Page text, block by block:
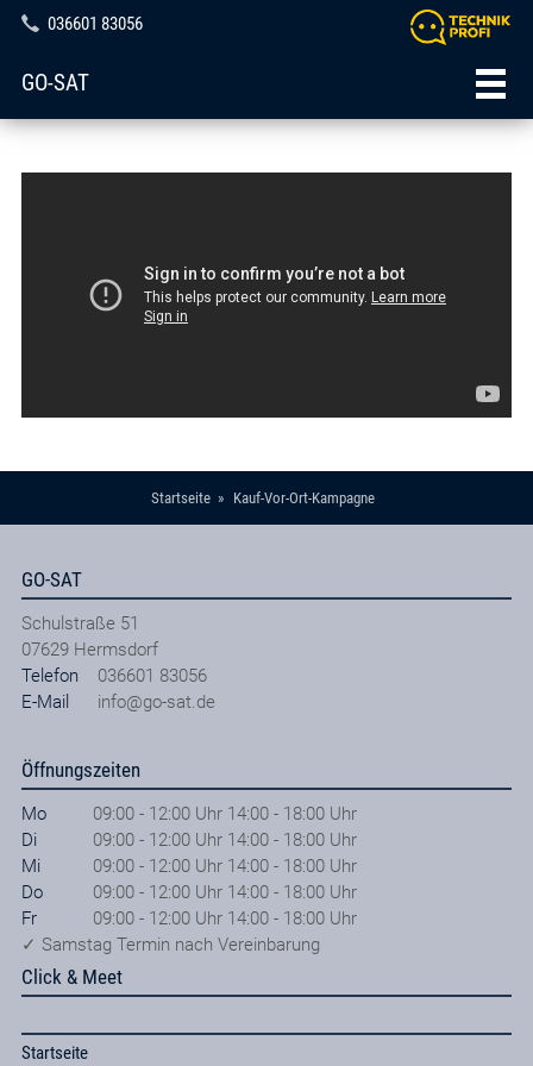
036601 83056
GO-SAT
Startseite Kauf-Vor-Ort-Kampagne
GO-SAT
Schulstraße 51
07629 Hermsdorf
Telefon
036601 83056
E-Mail
info@go-sat.de
Öffnungszeiten
Mo
09:00 - 12:00 Uhr 14:00 - 18:00 Uhr
Di
09:00 - 12:00 Uhr 14:00 - 18:00 Uhr
Mi
09:00 - 12:00 Uhr 14:00 - 18:00 Uhr
Do
09:00 - 12:00 Uhr 14:00 - 18:00 Uhr
Fr
09:00 - 12:00 Uhr 14:00 - 18:00 Uhr
✓ Samstag Termin nach Vereinbarung
Click & Meet
Startseite